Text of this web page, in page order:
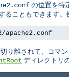
の位置を特
こともできます。
り離されて、コマ
ディレクトリ